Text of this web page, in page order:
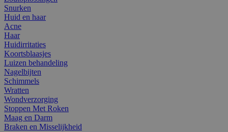
Snurken
Huid en haar
Acne
Haar
Huidirritaties
Koortsblaasjes
Luizen behandeling
Nagelbijten
Schimmels
Wratten
Wondverzorging
Stoppen Met Roken
Maag en Darm
Braken en Misselijkheid